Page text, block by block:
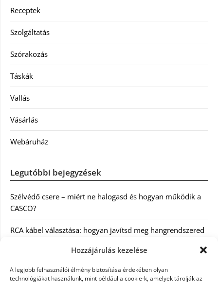
Hozzájárulás kezelése
A legjobb felhasználói élmény biztosítása érdekében olyan
technológiákat használunk, mint például a cookie-k, amelyek tárolják az
Receptek
Szolgáltatás
Szórakozás
Táskák
Vallás
Vásárlás
Webáruház
Legutóbbi bejegyzések
Szélvédő csere – miért ne halogasd és hogyan működik a
CASCO?
RCA kábel választása: hogyan javítsd meg hangrendszered
Magyarországon: milyen jogi szabályozásra kell figyelni?